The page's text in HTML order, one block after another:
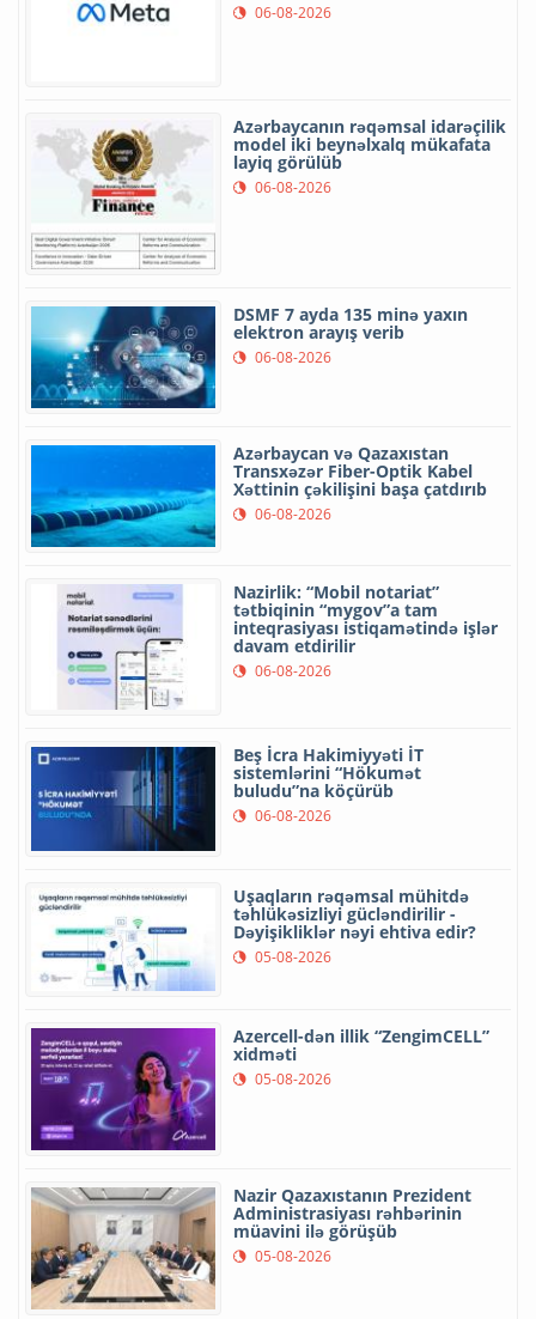
06-08-2026
Azərbaycanın rəqəmsal idarəçilik
model iki beynəlxalq mükafata
layiq görülüb
06-08-2026
DSMF 7 ayda 135 minə yaxın
elektron arayış verib
06-08-2026
Azərbaycan və Qazaxıstan
Transxəzər Fiber-Optik Kabel
Xəttinin çəkilişini başa çatdırıb
06-08-2026
Nazirlik: “Mobil notariat”
tətbiqinin “mygov”a tam
inteqrasiyası istiqamətində işlər
davam etdirilir
06-08-2026
Beş İcra Hakimiyyəti İT
sistemlərini “Hökumət
buludu”na köçürüb
06-08-2026
Uşaqların rəqəmsal mühitdə
təhlükəsizliyi gücləndirilir -
Dəyişikliklər nəyi ehtiva edir?
05-08-2026
Azercell-dən illik “ZengimCELL”
xidməti
05-08-2026
Nazir Qazaxıstanın Prezident
Administrasiyası rəhbərinin
müavini ilə görüşüb
05-08-2026